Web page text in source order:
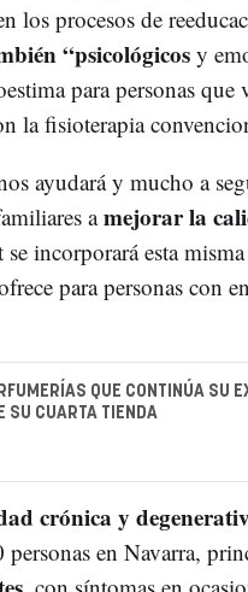
los procesos de
“psicológicosy
para personas que
la fisioterapia
ayudará y mucho a
amejorar la
incorporará esta
para personas con
QUE CONTINÚA SU
SU CUARTA TIENDA
crónica y
personas en Navarra,